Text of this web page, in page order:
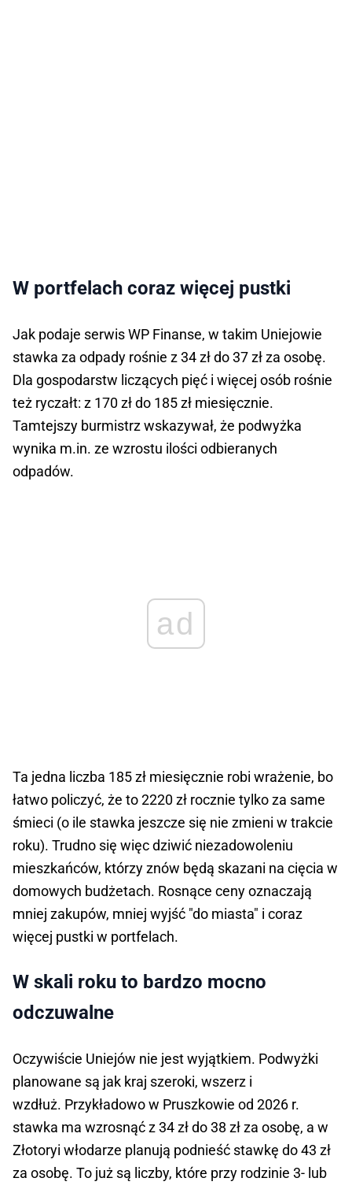
W portfelach coraz więcej pustki
Jak podaje serwis WP Finanse, w takim Uniejowie
stawka za odpady rośnie z 34 zł do 37 zł za osobę.
Dla gospodarstw liczących pięć i więcej osób rośnie
też ryczałt: z 170 zł do 185 zł miesięcznie.
Tamtejszy burmistrz wskazywał, że podwyżka
wynika m.in. ze wzrostu ilości odbieranych
odpadów.
ad
Ta jedna liczba 185 zł miesięcznie robi wrażenie, bo
łatwo policzyć, że to 2220 zł rocznie tylko za same
śmieci (o ile stawka jeszcze się nie zmieni w trakcie
roku). Trudno się więc dziwić niezadowoleniu
mieszkańców, którzy znów będą skazani na cięcia w
domowych budżetach. Rosnące ceny oznaczają
mniej zakupów, mniej wyjść "do miasta" i coraz
więcej pustki w portfelach.
W skali roku to bardzo mocno
odczuwalne
Oczywiście Uniejów nie jest wyjątkiem. Podwyżki
planowane są jak kraj szeroki, wszerz i
wzdłuż. Przykładowo w Pruszkowie od 2026 r.
stawka ma wzrosnąć z 34 zł do 38 zł za osobę, a w
Złotoryi włodarze planują podnieść stawkę do 43 zł
za osobę. To już są liczby, które przy rodzinie 3- lub